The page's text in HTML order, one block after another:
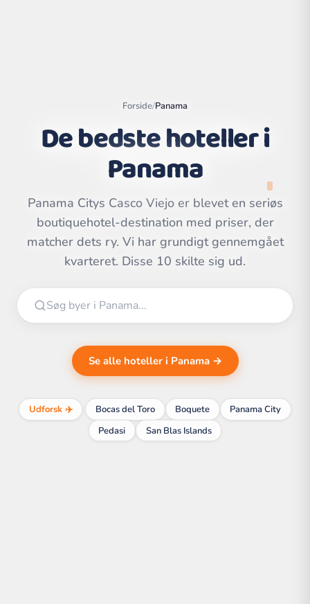
Leaflet|©
contributors | ©
CARTO
Forside/Panama
De bedste hoteller i
Panama
Panama Citys Casco Viejo er blevet en seriøs
boutiquehotel-destination med priser, der
matcher dets ry. Vi har grundigt gennemgået
kvarteret. Disse 10 skilte sig ud.
Se alle hoteller i Panama →
Udforsk ✈️ Bocas del Toro Boquete
Panama City
Pedasi
San Blas Islands